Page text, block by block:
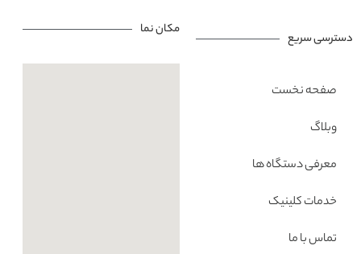
دسترسی سریع
صفحه نخست
وبلاگ
معرفی دستگاه ها
خدمات کلینیک
تماس با ما
مکان نما